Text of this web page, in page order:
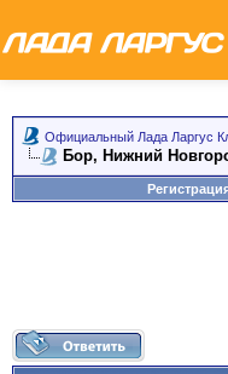
Официальный Лада Ларгус
Бор, Нижний